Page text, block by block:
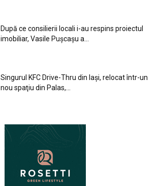
După ce consilierii locali i-au respins proiectul
imobiliar, Vasile Pușcașu a...
Singurul KFC Drive-Thru din Iași, relocat într-un
nou spaţiu din Palas,...